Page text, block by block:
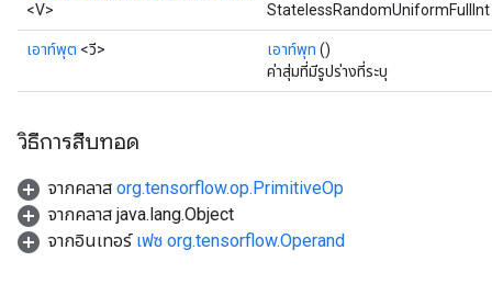
<V>
StatelessRandomUniformFullInt
เอาท์พุต <วี> เอาท์พุท ()
ค่าสุ่มที่มีรูปร่างที่ระบุ
วิธีการสืบทอด
จากคลาส org.tensorflow.op.PrimitiveOp
จากคลาส java.lang.Object
จากอินเทอร์ เฟซ org.tensorflow.Operand